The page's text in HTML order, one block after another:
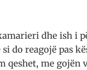
dhe ish i
do reagojë pas
qeshet, me gojën